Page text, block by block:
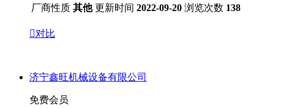
厂商性质 其他 更新时间 2022-09-20 浏览次数 138
对比
济宁鑫旺机械设备有限公司
免费会员